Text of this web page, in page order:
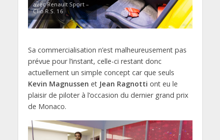
avec Renault Sport –
Clio R.S. 16
Sa commercialisation n’est malheureusement pas
prévue pour l’instant, celle-ci restant donc
actuellement un simple concept car que seuls
Kevin Magnussen et Jean Ragnotti ont eu le
plaisir de piloter à l’occasion du dernier grand prix
de Monaco.